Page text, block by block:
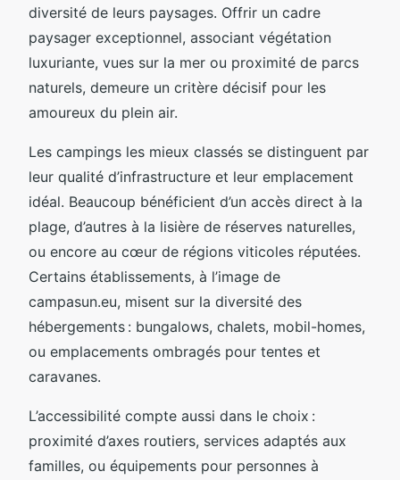
diversité de leurs paysages. Offrir un cadre
paysager exceptionnel, associant végétation
luxuriante, vues sur la mer ou proximité de parcs
naturels, demeure un critère décisif pour les
amoureux du plein air.
Les campings les mieux classés se distinguent par
leur qualité d’infrastructure et leur emplacement
idéal. Beaucoup bénéficient d’un accès direct à la
plage, d’autres à la lisière de réserves naturelles,
ou encore au cœur de régions viticoles réputées.
Certains établissements, à l’image de
campasun.eu, misent sur la diversité des
hébergements : bungalows, chalets, mobil-homes,
ou emplacements ombragés pour tentes et
caravanes.
L’accessibilité compte aussi dans le choix :
proximité d’axes routiers, services adaptés aux
familles, ou équipements pour personnes à